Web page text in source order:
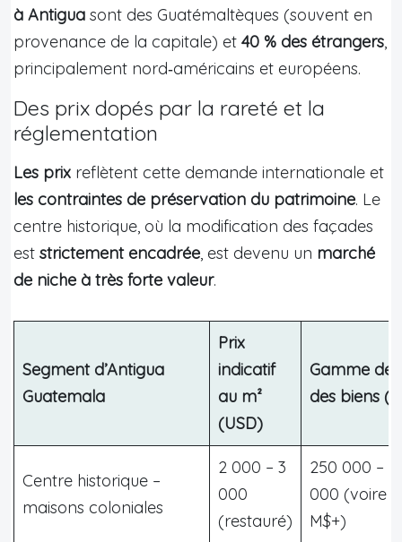
à Antigua sont des Guatémaltèques (souvent en
provenance de la capitale) et 40 % des étrangers,
principalement nord‑américains et européens.
Des prix dopés par la rareté et la
réglementation
Les prix reflètent cette demande internationale et
les contraintes de préservation du patrimoine. Le
centre historique, où la modification des façades
est strictement encadrée, est devenu un marché
de niche à très forte valeur.
Segment d’Antigua
Guatemala
Prix
indicatif
au m²
(USD)
Gamme de
des biens
Centre historique –
maisons coloniales
2 000 – 3
000
(restauré)
250 000 –
000 (voire 1
M$+)